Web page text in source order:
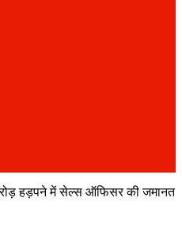
हड़पने में सेल्स ऑफिसर की जमानत